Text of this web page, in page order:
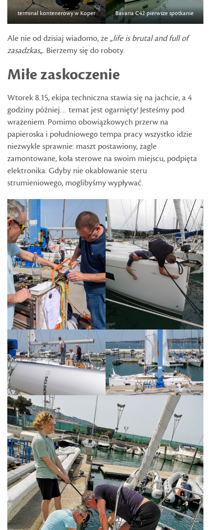
terminal kontenerowy w Koper Bavaria C42 pierwsze spotkanie
Ale nie od dzisiaj wiadomo, że „life is brutal and full of
zasadzkas„. Bierzemy się do roboty.
Miłe zaskoczenie
Wtorek 8.15, ekipa techniczna stawia się na jachcie, a 4
godziny później… temat jest ogarnięty! Jesteśmy pod
wrażeniem. Pomimo obowiązkowych przerw na
papieroska i południowego tempa pracy wszystko idzie
niezwykle sprawnie: maszt postawiony, żagle
zamontowane, koła sterowe na swoim miejscu, podpięta
elektronika. Gdyby nie okablowanie steru
strumieniowego, moglibyśmy wypływać.